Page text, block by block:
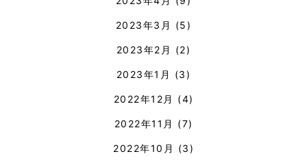
2023年3月 (5)
2023年2月 (2)
2023年1月 (3)
2022年12月 (4)
2022年11月 (7)
2022年10月 (3)